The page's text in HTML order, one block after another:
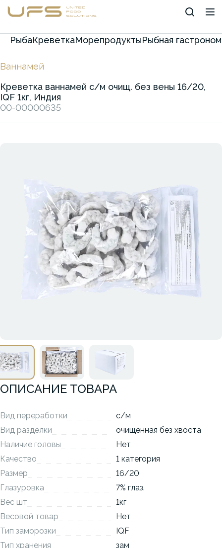
РыбаКреветкаМорепродуктыРыбная
Ваннамей
Креветка ваннамей с/м очищ. без вены 16/20,
IQF 1кг, Индия
00-00000635
ОПИСАНИЕ ТОВАРА
Вид переработки
с/м
Вид разделки
очищенная без хвоста
Наличие головы
Нет
Качество
1 категория
Размер
16/20
Глазуровка
7% глаз.
Вес шт
1кг
Весовой товар
Нет
Тип заморозки
IQF
Тип хранения
зам